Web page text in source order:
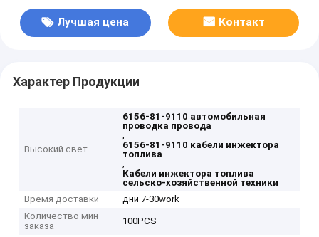
Лучшая цена Контакт
Характер Продукции
Высокий свет
6156-81-9110 автомобильная
проводка провода
,
6156-81-9110 кабели инжектора
топлива
,
Кабели инжектора топлива
сельско-хозяйственной техники
Время доставки
дни 7-30work
Количество мин
заказа
100PCS